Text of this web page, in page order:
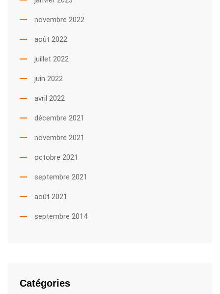
novembre 2022
août 2022
juillet 2022
juin 2022
avril 2022
décembre 2021
novembre 2021
octobre 2021
septembre 2021
août 2021
septembre 2014
Catégories